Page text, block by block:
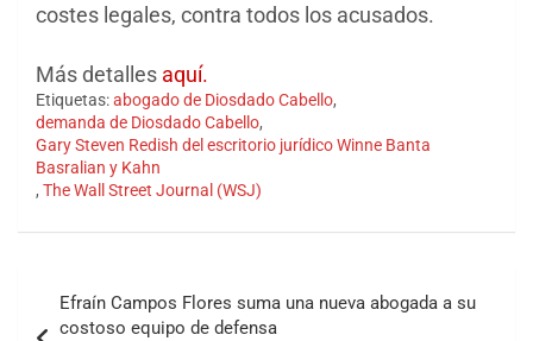
costes legales, contra todos los acusados.
Más detalles aquí.
Etiquetas:abogado de Diosdado Cabello,
demanda de Diosdado Cabello,
Gary Steven Redish del escritorio jurídico Winne Banta
Basralian y Kahn
, The Wall Street Journal (WSJ)
de
Efraín Campos Flores suma una nueva abogada a su
costoso equipo de defensa